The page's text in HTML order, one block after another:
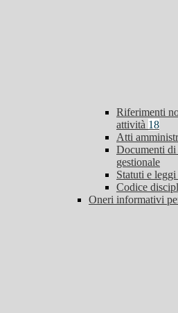
Riferimenti
attività 18
Atti
Documenti di
gestionale
Statuti e
Codice
Oneri informativi